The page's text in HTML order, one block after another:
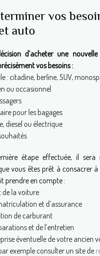
vos
auto
d’acheter une
vos besoins :
: citadine, berline, SUV,
ou occasionnel
pour les bagages
diesel ou électrique
étape effectuée, il sera
vous êtes prêt à consacrer à
prendre en compte :
de la voiture
et d’assurance
de carburant
et de l’entretien
éventuelle de votre ancien
exemple consulter un site de